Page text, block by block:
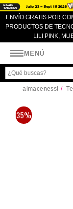
ENVÍO GRATIS POR
PRODUCTOS DE
LILI PINK,
MENÚ
almacenessi
35%